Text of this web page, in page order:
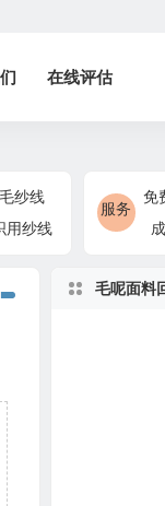
在线评估
纱线
用纱线
服务
毛呢面料